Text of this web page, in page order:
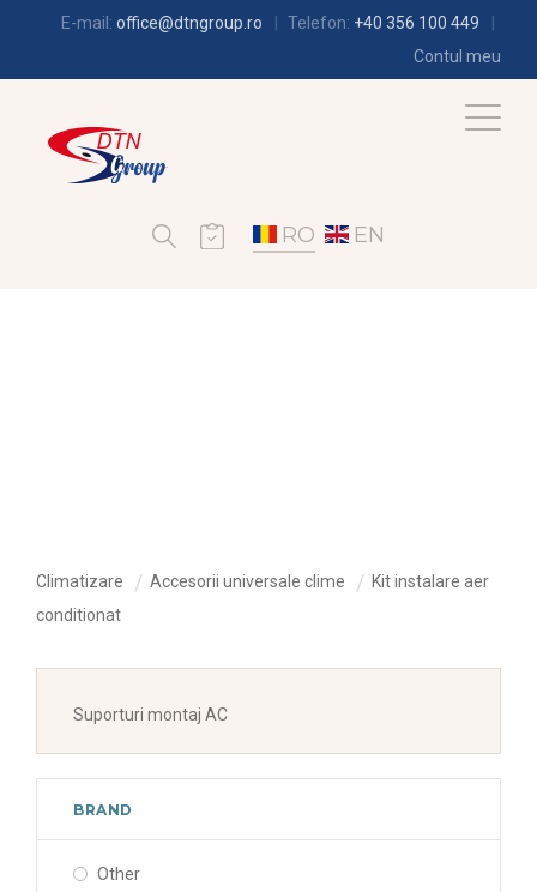
E-mail: office@dtngroup.ro Telefon: +40 356 100 449
Contul meu
RO EN
Climatizare Accesorii universale clime
Kit instalare aer
conditionat
Suporturi montaj AC
BRAND
Other